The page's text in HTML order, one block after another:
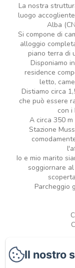
La nostra
luogo
Alba
Si compone di
alloggio
piano terra di
Disponiamo
residence
letto,
Distiamo circa
che può essere
con i
A circa 350
Stazione
Io e mio marito
soggiornare
Parcheggio
Il nostro